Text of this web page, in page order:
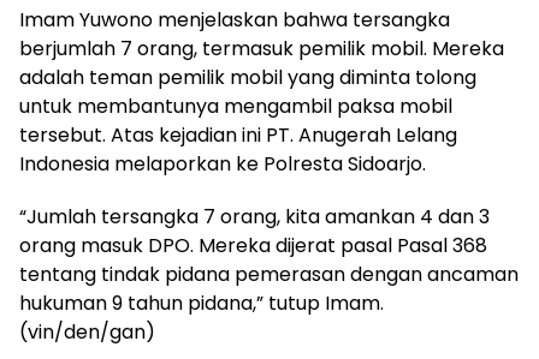
Imam Yuwono menjelaskan bahwa tersangka
berjumlah 7 orang, termasuk pemilik mobil. Mereka
adalah teman pemilik mobil yang diminta tolong
untuk membantunya mengambil paksa mobil
tersebut. Atas kejadian ini PT. Anugerah Lelang
Indonesia melaporkan ke Polresta Sidoarjo.
“Jumlah tersangka 7 orang, kita amankan 4 dan 3
orang masuk DPO. Mereka dijerat pasal Pasal 368
tentang tindak pidana pemerasan dengan ancaman
hukuman 9 tahun pidana,” tutup Imam.
(vin/den/gan)